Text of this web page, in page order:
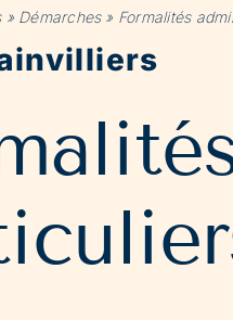
» Démarches» Formalités